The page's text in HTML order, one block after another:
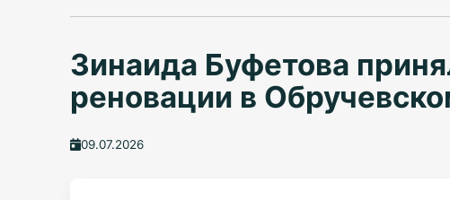
Зинаида Буфетова
реновации в
09.07.2026